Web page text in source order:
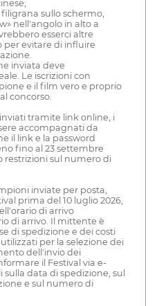
filigrana sullo schermo,
nell'angolo in alto a
esserci altre
per evitare di influire
inviata deve
Le iscrizioni con
e il film vero e proprio
concorso.
tramite link online, i
accompagnati da
il link e la password
fino al 23 settembre
restrizioni sul numero di
inviate per posta,
prima del 10 luglio 2026,
di arrivo
di arrivo. Il mittente è
di spedizione e dei costi
per la selezione dei
dell'invio dei
il Festival via e-
data di spedizione, sul
e sul numero di